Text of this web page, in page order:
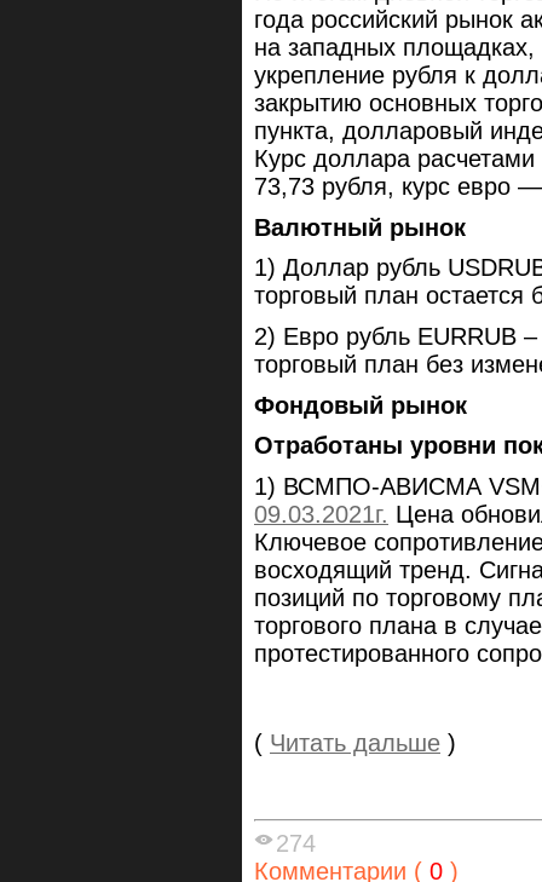
года российский рынок
на западных
укрепление рубля к
закрытию основных
пункта, долларовый
Курс доллара
73,73 рубля, курс евро
Валютный рынок
1) Доллар рубль
торговый план остается
2) Евро рубль EURRUB
торговый план без
Фондовый рынок
Отработаны уровни
1) ВСМПО-АВИСМА
09.03.2021г. Цена
Ключевое
восходящий тренд.
позиций по торговому
торгового плана в
протестированного
( Читать дальше )
274
Комментарии ( 0 )